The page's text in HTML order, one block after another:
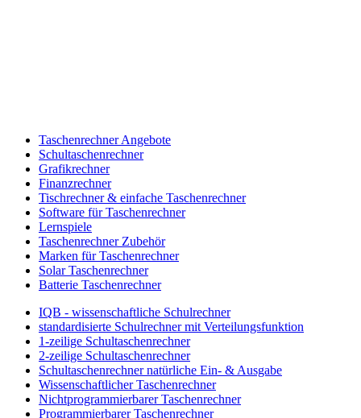
Taschenrechner Angebote
Schultaschenrechner
Grafikrechner
Finanzrechner
Tischrechner & einfache Taschenrechner
Software für Taschenrechner
Lernspiele
Taschenrechner Zubehör
Marken für Taschenrechner
Solar Taschenrechner
Batterie Taschenrechner
IQB - wissenschaftliche Schulrechner
standardisierte Schulrechner mit Verteilungsfunktion
1-zeilige Schultaschenrechner
2-zeilige Schultaschenrechner
Schultaschenrechner natürliche Ein- & Ausgabe
Wissenschaftlicher Taschenrechner
Nichtprogrammierbarer Taschenrechner
Programmierbarer Taschenrechner